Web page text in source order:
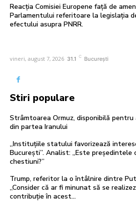
Reacția Comisiei Europene față de
Parlamentului referitoare la legislația
efectului asupra PNRR.
vineri, august 7, 2026 31.1 C București
Stiri populare
Strâmtoarea Ormuz, disponibilă
din partea Iranului
„Instituțiile statului favorizează
București”. Analist: „Este
chestiuni?”
Trump, referitor la o întâlnire dintre
„Consider că ar fi minunat să se
contribuție în acest...